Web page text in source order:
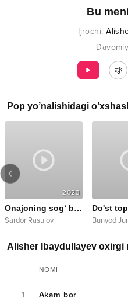
Bu
Ijrochi:
Pop yo’nalishidagi
2023
Onajoning sog‘ bo‘lsin
Sardor Rasulov
Do'st
Bunyod
Alisher Ibaydullayev oxirgi
NOMI
1 Akam bor